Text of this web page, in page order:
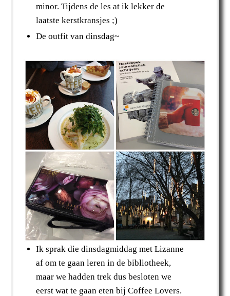
minor. Tijdens de les at ik lekker de
laatste kerstkransjes ;)
De outfit van dinsdag~
Ik sprak die dinsdagmiddag met Lizanne
af om te gaan leren in de bibliotheek,
maar we hadden trek dus besloten we
eerst wat te gaan eten bij Coffee Lovers.